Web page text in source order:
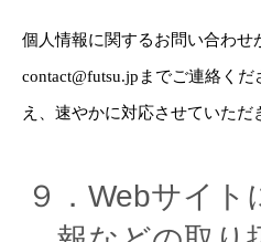
個人情報に関するお問い合わせ
contact@futsu.jp までご連絡くだ
え、速やかに対応させていただ
９．Webサイ